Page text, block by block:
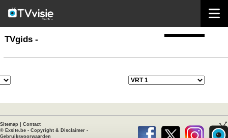
TVgids
TVgids -
Sitemap
Contact
© Exsite.be - Copyright & Disclaimer -
Gebruiksvoorwaarden